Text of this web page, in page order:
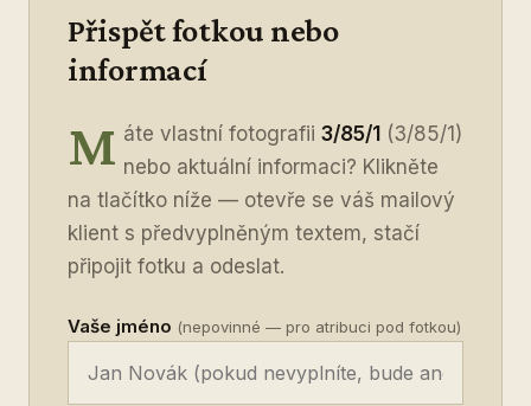
Přispět fotkou nebo
informací
M áte vlastní fotografii 3/85/1(3/85/1)
nebo aktuální informaci? Klikněte
na tlačítko níže — otevře se váš mailový
klient s předvyplněným textem, stačí
připojit fotku a odeslat.
Vaše jméno (nepovinné — pro atribuci pod fotkou)